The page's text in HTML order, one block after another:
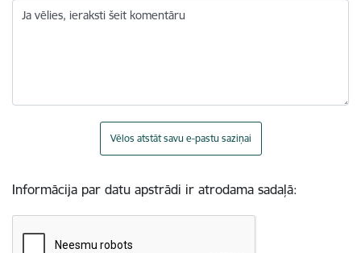
Ja vēlies, ieraksti šeit komentāru
Vēlos atstāt savu e-pastu saziņai
Informācija par datu apstrādi ir atrodama sadaļā: